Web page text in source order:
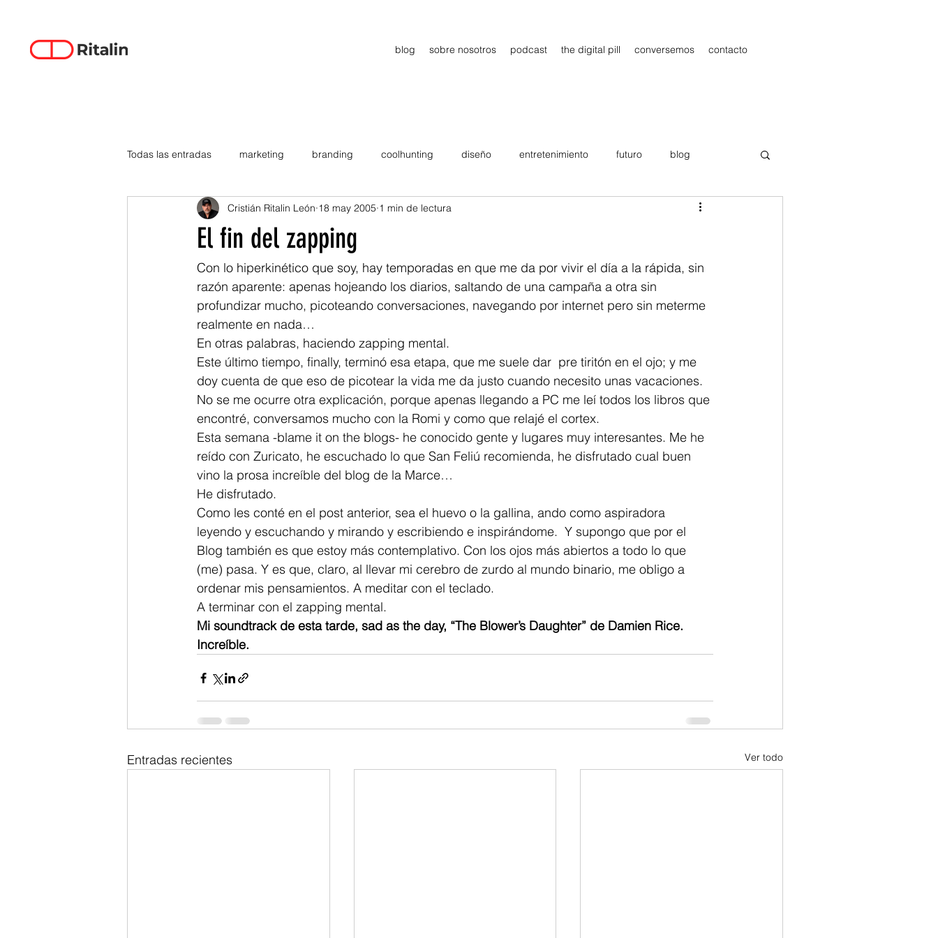
blog sobre nosotros podcast the digital pill conversemos contacto
Todas las entradas marketing branding coolhunting diseño entretenimiento futuro blog
data-driven creativity emprendimiento estrategia gadgets Publicidad
smartphones tecnología Viajes tendencias Wow B2B Showcase
El fin del zapping
Cristián Ritalin León 18 may 2005 1 min de lectura
Con lo hiperkinético que soy, hay temporadas en que me da por vivir el día a la rápida, sin
razón aparente: apenas hojeando los diarios, saltando de una campaña a otra sin
profundizar mucho, picoteando conversaciones, navegando por internet pero sin meterme
realmente en nada…
En otras palabras, haciendo zapping mental.
Este último tiempo, finally, terminó esa etapa, que me suele dar  pre tiritón en el ojo; y me
doy cuenta de que eso de picotear la vida me da justo cuando necesito unas vacaciones.
No se me ocurre otra explicación, porque apenas llegando a PC me leí todos los libros que
encontré, conversamos mucho con la Romi y como que relajé el cortex.
Esta semana -blame it on the blogs- he conocido gente y lugares muy interesantes. Me he
reído con Zuricato, he escuchado lo que San Feliú recomienda, he disfrutado cual buen
vino la prosa increíble del blog de la Marce…
He disfrutado.
Como les conté en el post anterior, sea el huevo o la gallina, ando como aspiradora
leyendo y escuchando y mirando y escribiendo e inspirándome.  Y supongo que por el
Blog también es que estoy más contemplativo. Con los ojos más abiertos a todo lo que
(me) pasa. Y es que, claro, al llevar mi cerebro de zurdo al mundo binario, me obligo a
ordenar mis pensamientos. A meditar con el teclado.
A terminar con el zapping mental.
Mi soundtrack de esta tarde, sad as the day, “The Blower’s Daughter” de Damien Rice.
Increíble.
Entradas recientes Ver todo